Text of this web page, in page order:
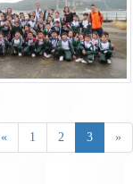
« 1 2 3 »